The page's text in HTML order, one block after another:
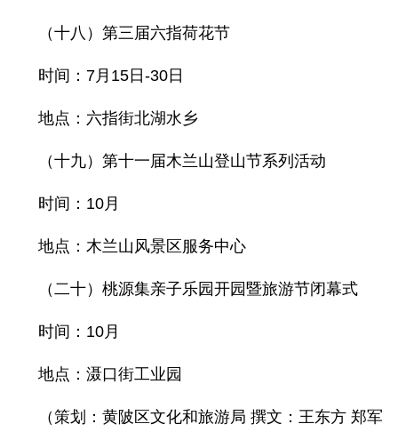
（十八）第三届六指荷花节
时间：7月15日-30日
地点：六指街北湖水乡
（十九）第十一届木兰山登山节系列活动
时间：10月
地点：木兰山风景区服务中心
（二十）桃源集亲子乐园开园暨旅游节闭幕式
时间：10月
地点：滠口街工业园
（策划：黄陂区文化和旅游局 撰文：王东方 郑军